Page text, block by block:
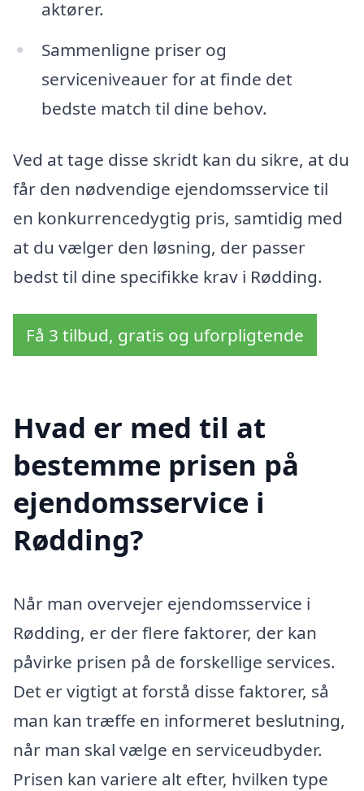
aktører.
Sammenligne priser og
serviceniveauer for at finde det
bedste match til dine behov.
Ved at tage disse skridt kan du sikre, at du
får den nødvendige ejendomsservice til
en konkurrencedygtig pris, samtidig med
at du vælger den løsning, der passer
bedst til dine specifikke krav i Rødding.
Få 3 tilbud, gratis og uforpligtende
Hvad er med til at
bestemme prisen på
ejendomsservice i
Rødding?
Når man overvejer ejendomsservice i
Rødding, er der flere faktorer, der kan
påvirke prisen på de forskellige services.
Det er vigtigt at forstå disse faktorer, så
man kan træffe en informeret beslutning,
når man skal vælge en serviceudbyder.
Prisen kan variere alt efter, hvilken type